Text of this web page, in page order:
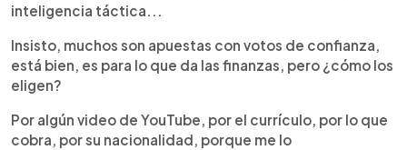
inteligencia táctica...
Insisto, muchos son apuestas con votos de confianza,
está bien, es para lo que da las finanzas, pero ¿cómo los
eligen?
Por algún video de YouTube, por el currículo, por lo que
cobra, por su nacionalidad, porque me lo